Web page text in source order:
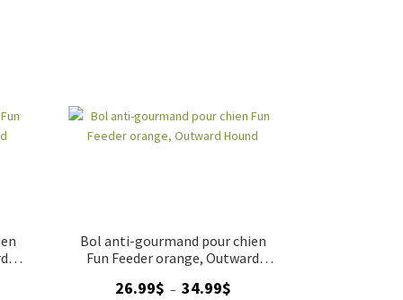
Bol anti-gourmand pour chien
Fun Feeder orange, Outward
26.99$ – 34.99$Plage